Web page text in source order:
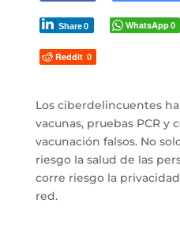
Share0 WhatsApp0
Reddit 0
Los ciberdelincuentes
vacunas, pruebas PCR y
vacunación falsos. No
riesgo la salud de las
corre riesgo la
red.